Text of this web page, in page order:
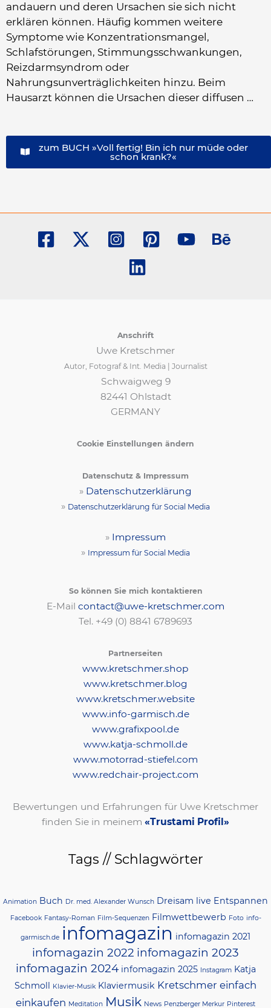
andauern und deren Ursachen sie sich nicht
erklären können. Häufig kommen weitere
Symptome wie Konzentrationsmangel,
Schlafstörungen, Stimmungsschwankungen,
Reizdarmsyndrom oder
Nahrungsunverträglichkeiten hinzu. Beim
Hausarzt können die Ursachen dieser diffusen …
zum BUCH »Voll fertig! Bin ich nur müde oder
schon krank?«
Anschrift
Uwe Kretschmer
Autor, Fotograf & Int. Media | Journalist
Schwaigweg 9
82441 Ohlstadt
GERMANY
Cookie Einstellungen ändern
Datenschutz & Impressum
» Datenschutzerklärung
» Datenschutzerklärung für Social Media
» Impressum
» Impressum für Social Media
So können Sie mich kontaktieren
E-Mail contact@uwe-kretschmer.com
Tel. +49 (0) 8841 6789693‬
Partnerseiten
www.kretschmer.shop
www.kretschmer.blog
www.kretschmer.website
www.info-garmisch.de
www.grafixpool.de
www.katja-schmoll.de
www.motorrad-stiefel.com
www.redchair-project.com
Bewertungen und Erfahrungen für Uwe Kretschmer
finden Sie in meinem «Trustami Profil»
Tags // Schlagwörter
Animation Buch Dr. med. Alexander Wunsch Dreisam live Entspannen
Facebook Fantasy-Roman Film-Sequenzen Filmwettbewerb Foto info-
garmisch.de infomagazin infomagazin 2021
infomagazin 2022 infomagazin 2023
infomagazin 2024 infomagazin 2025 Instagram Katja
Schmoll Klavier-Musik Klaviermusik Kretschmer einfach
einkaufen Meditation Musik News Penzberger Merkur Pinterest